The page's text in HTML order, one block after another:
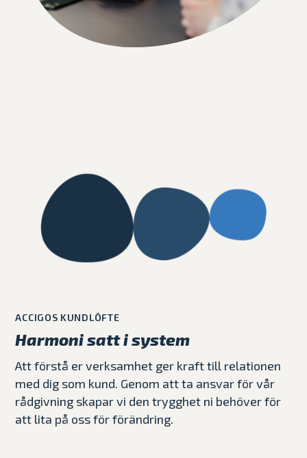
ACCIGOS KUNDLÖFTE
Harmoni satt i system
Att förstå er verksamhet ger kraft till relationen
med dig som kund. Genom att ta ansvar för vår
rådgivning skapar vi den trygghet ni behöver för
att lita på oss för förändring.